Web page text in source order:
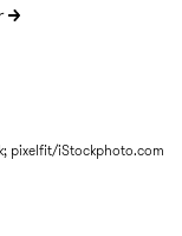
pixelfit/iStockphoto.com